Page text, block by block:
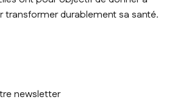
transformer durablement sa santé.
newsletter